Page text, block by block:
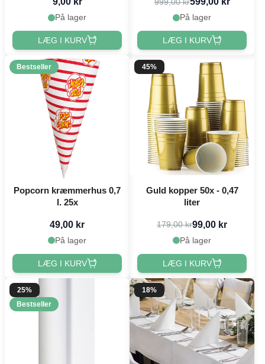
På lager
LÆG I KURV
På lager
LÆG I KURV
Bestseller
Popcorn kræmmerhus 0,7
l. 25x
49,00 kr
På lager
LÆG I KURV
45%
Guld kopper 50x - 0,47
liter
179,00 kr99,00 kr
På lager
LÆG I KURV
25%
Bestseller
18%